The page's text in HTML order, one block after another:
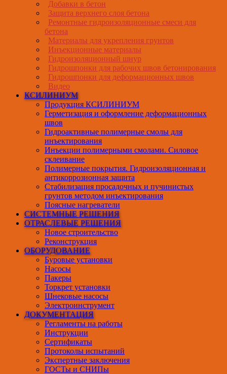
Добавки в бетон
Защита верхнего слоя бетона
Ремонтные гидроизоляционные смеси для
бетона
Материалы для укрепления грунтов
Инъекционные материалы
Гидроизоляционный шнур
Гидрошпонки для рабочих швов бетонирования
Гидрошпонки для деформационных швов
Видео
КСИЛИНИУМ
Продукция КСИЛИНИУМ
Герметизация и оформление деформационных
швов
Гидроактивные полимерные смолы для
инъектирования
Инъекции полимерными смолами. Силовое
склеивание
Полимерные покрытия. Гидроизоляционная и
антикоррозионная защита
Стабилизация просадочных и пучинистых
грунтов методом инъектирования
Поясные нагреватели
СИСТЕМНЫЕ РЕШЕНИЯ
ОТРАСЛЕВЫЕ РЕШЕНИЯ
Новое строительство
Реконструкция
ОБОРУДОВАНИЕ
Буровые установки
Насосы
Пакеры
Торкрет установки
Шнековые насосы
Электроинструмент
ДОКУМЕНТАЦИЯ
Регламенты на работы
Инструкции
Сертификаты
Протоколы испытаний
Экспертные заключения
ГОСТы и СНИПы